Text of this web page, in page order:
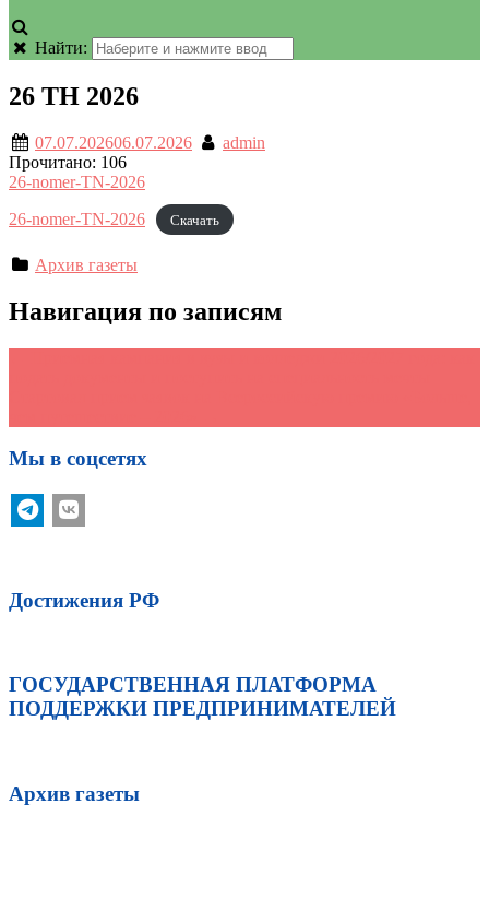
Найти:
26 ТН 2026
07.07.202606.07.2026
admin
Прочитано: 106
26-nomer-TN-2026
26-nomer-TN-2026
Скачать
Архив газеты
Навигация по записям
Мы в соцсетях
Достижения РФ
ГОСУДАРСТВЕННАЯ ПЛАТФОРМА
ПОДДЕРЖКИ ПРЕДПРИНИМАТЕЛЕЙ
Архив газеты